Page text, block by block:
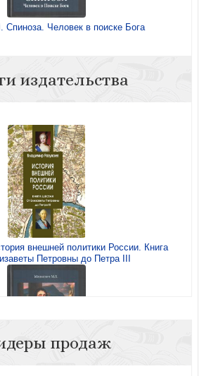
Спиноза. Человек в поиске Бога
издательства
внешней политики России. Книга
Петровны до Петра III
продаж